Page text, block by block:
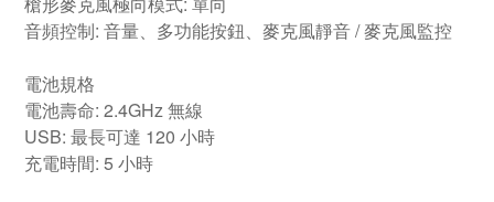
音頻控制: 音量、多功能按鈕、麥克風靜音 / 麥克風監控
電池規格
電池壽命: 2.4GHz 無線
USB: 最長可達 120 小時
充電時間: 5 小時